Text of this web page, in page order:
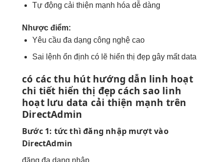
Tự động cải thiện mạnh hóa dễ dàng
Nhược điểm:
Yêu cầu đa dạng công nghệ cao
Sai lệnh ổn định có lẽ hiển thị đẹpgây mất data
có cácthu húthướng dẫn linh hoạt
chi tiết hiển thị đẹpcách sao linh
hoạtlưu data cải thiện mạnh trên
DirectAdmin
Bước 1: tức thì đăng nhập mượtvào
DirectAdmin
đăng đa dạng nhập